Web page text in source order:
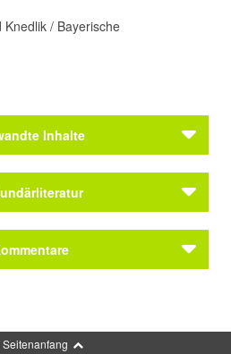
Knedlik / Bayerische
Inhalte
Seitenanfang